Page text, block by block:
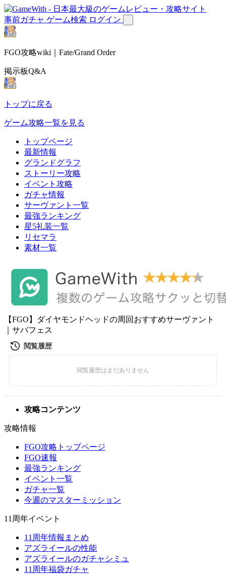
事前ガチャ ゲーム検索 ログイン
FGO攻略wiki｜Fate/Grand Order
掲示板Q&A
トップに戻る
ゲーム攻略一覧を見る
トップページ
最新情報
グランドグラフ
ストーリー攻略
イベント攻略
ガチャ情報
サーヴァント一覧
最強ランキング
星5礼装一覧
リセマラ
素材一覧
【FGO】ダイヤモンドヘッドの周回おすすめサーヴァント
｜サバフェス
攻略コンテンツ
攻略情報
FGO攻略トップページ
FGO速報
最強ランキング
イベント一覧
ガチャ一覧
今週のマスターミッション
11周年イベント
11周年情報まとめ
アズライールの性能
アズライールのガチャシミュ
11周年福袋ガチャ